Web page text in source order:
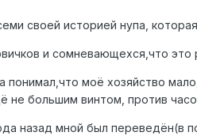
своей историей нупа,
и сомневающехся,что это
понимал,что моё хозяйство
не большим винтом, против
назад мной был переведён(в